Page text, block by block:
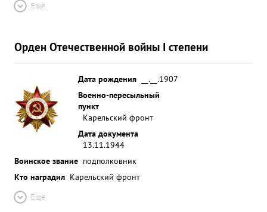
Ещё
Орден Отечественной войны I степени
Дата рождения
__.__.1907
Военно-пересыльный
пункт
Карельский фронт
Дата документа
13.11.1944
Воинское звание подполковник
Кто наградил Карельский фронт
Ещё